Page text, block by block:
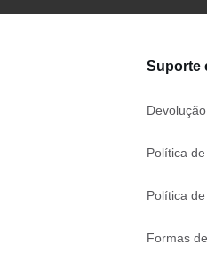
Suporte
Política
Política
Formas